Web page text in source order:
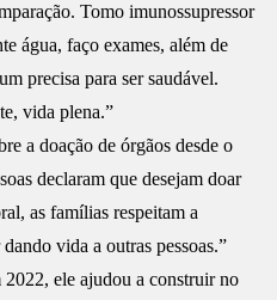
Tomo imunossupressor
água, faço exames, além de
precisa para ser saudável.
vida plena.”
a doação de órgãos desde o
declaram que desejam doar
as famílias respeitam a
vida a outras pessoas.”
ele ajudou a construir no